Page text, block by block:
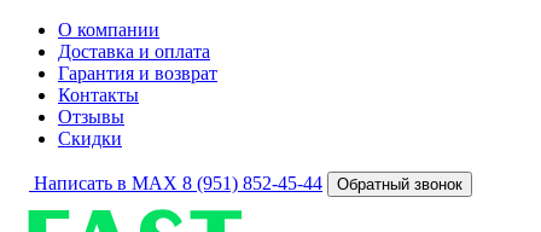
О компании
Доставка и оплата
Гарантия и возврат
Контакты
Отзывы
Скидки
Написать в MAX 8 (951) 852-45-44 Обратный звонок